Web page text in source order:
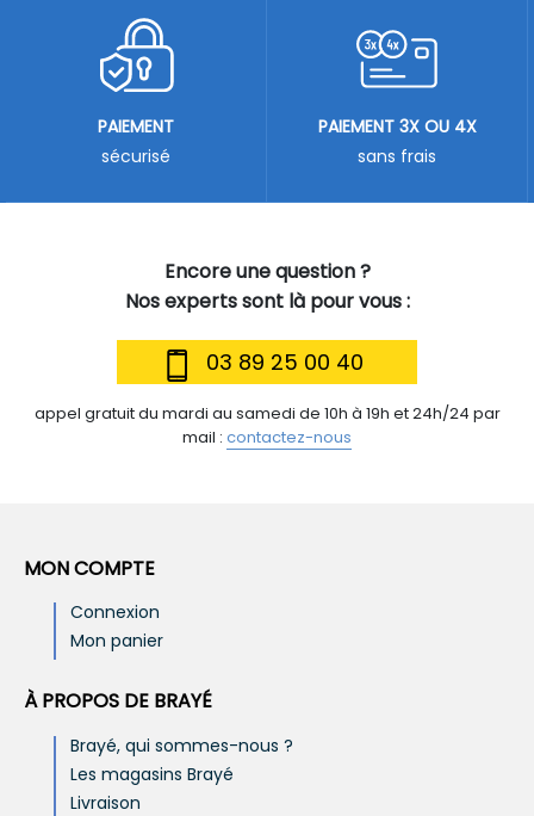
Encore une question ?
Nos experts sont là pour vous :
03 89 25 00 40
appel gratuit du mardi au samedi de 10h à 19h et 24h/24 par
mail : contactez-nous
PAIEMENT
sécurisé
PAIEMENT 3X OU 4X
sans frais
MON COMPTE
Connexion
Mon panier
À PROPOS DE BRAYÉ
Brayé, qui sommes-nous ?
Les magasins Brayé
Livraison